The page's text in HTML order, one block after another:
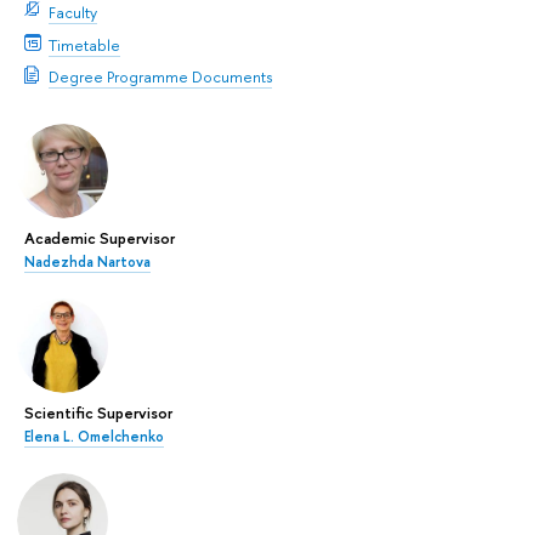
Faculty
Timetable
Degree Programme Documents
Academic Supervisor
Nadezhda Nartova
Scientific Supervisor
Elena L. Omelchenko